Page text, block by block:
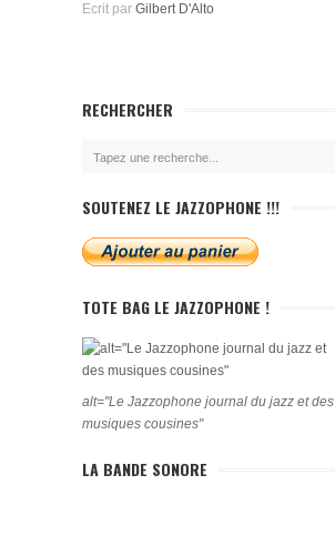
Ecrit par Gilbert D'Alto
RECHERCHER
SOUTENEZ LE JAZZOPHONE !!!
TOTE BAG LE JAZZOPHONE !
alt="Le Jazzophone journal du jazz et des
musiques cousines"
LA BANDE SONORE